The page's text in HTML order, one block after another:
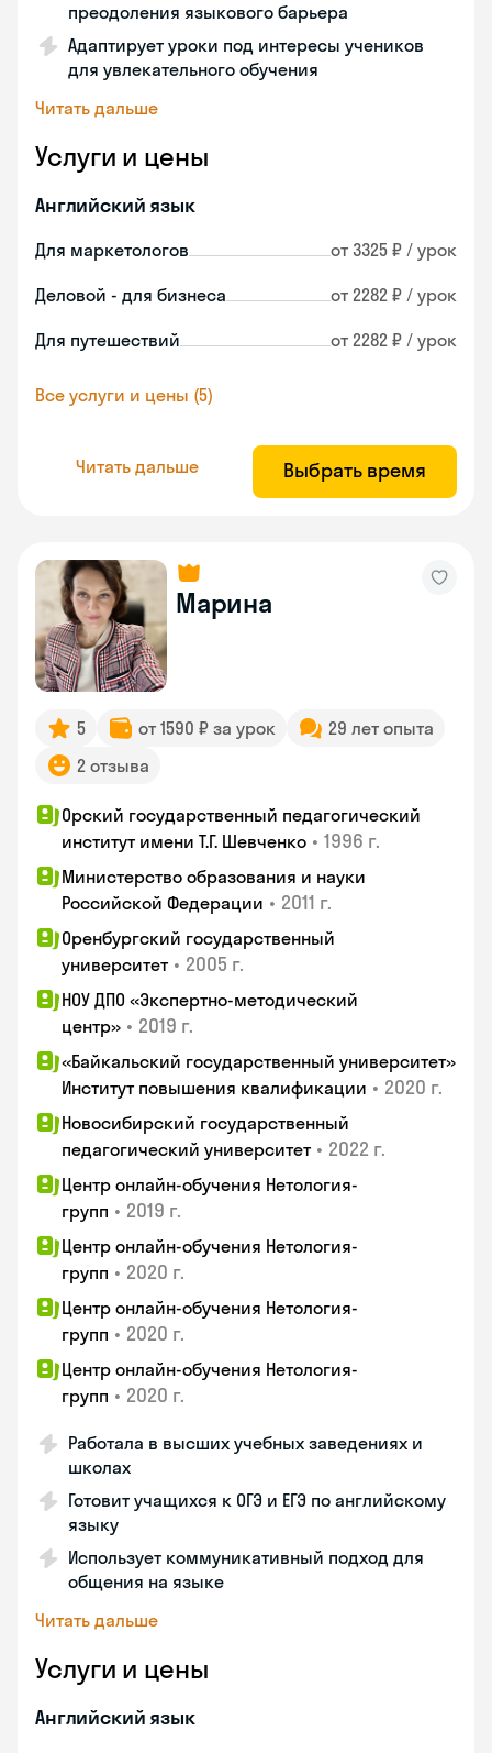
преодоления языкового барьера
Адаптирует уроки под интересы учеников
для увлекательного обучения
Читать дальше
Услуги и цены
Английский язык
Для маркетологов от 3325 ₽ / урок
Деловой - для бизнеса от 2282 ₽ / урок
Для путешествий от 2282 ₽ / урок
Все услуги и цены (5)
Читать дальше Выбрать время
Марина
5 от 1590 ₽ за урок
29 лет опыта
2 отзыва
Орский государственный педагогический
институт имени Т.Г. Шевченко • 1996 г.
Министерство образования и науки
Российской Федерации • 2011 г.
Оренбургский государственный
университет • 2005 г.
НОУ ДПО «Экспертно-методический
центр» • 2019 г.
«Байкальский государственный университет»
Институт повышения квалификации • 2020 г.
Новосибирский государственный
педагогический университет • 2022 г.
Центр онлайн-обучения Нетология-
групп • 2019 г.
Центр онлайн-обучения Нетология-
групп • 2020 г.
Центр онлайн-обучения Нетология-
групп • 2020 г.
Центр онлайн-обучения Нетология-
групп • 2020 г.
Работала в высших учебных заведениях и
школах
Готовит учащихся к ОГЭ и ЕГЭ по английскому
языку
Использует коммуникативный подход для
общения на языке
Читать дальше
Услуги и цены
Английский язык